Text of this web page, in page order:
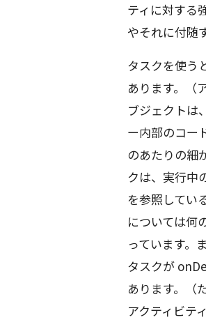
ティに対する
やそれに付随
タスクを使う
あります。（
ブジェクトは
ー内部のコー
のあたりの細
クは、実行中
を参照してい
については何
っています。
タスクが
あります。（
アクティビテ